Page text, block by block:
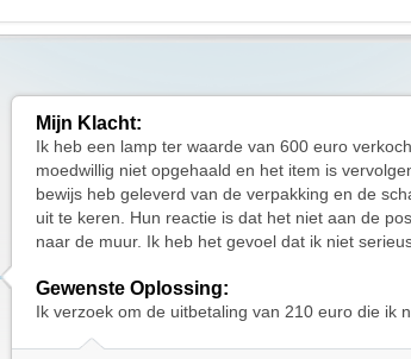
Mijn Klacht:
Ik heb een lamp ter waarde van 600 euro
moedwillig niet opgehaald en het item is
bewijs heb geleverd van de verpakking en de
uit te keren. Hun reactie is dat het niet aan de
naar de muur. Ik heb het gevoel dat ik niet
Gewenste Oplossing:
Ik verzoek om de uitbetaling van 210 euro die ik